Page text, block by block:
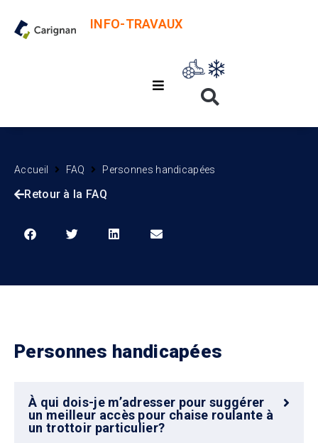
INFO-TRAVAUX
Accueil FAQ Personnes handicapées
Retour à la FAQ
Personnes handicapées
À qui dois-je m’adresser pour suggérer
un meilleur accès pour chaise roulante à
un trottoir particulier?